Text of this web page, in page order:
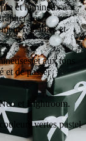
et lumineux à
les
réglables et
et aux tons
et de passer
et Lightroom.
vertes pastel